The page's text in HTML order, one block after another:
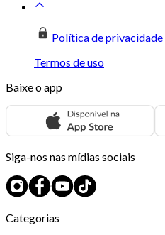
Política de privacidade
Termos de uso
Baixe o app
Siga-nos nas mídias sociais
Categorias